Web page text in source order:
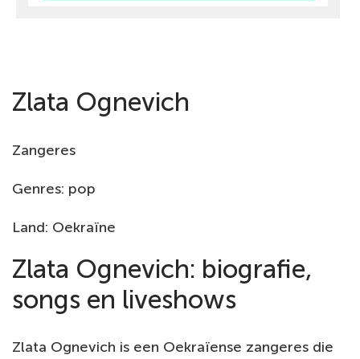
Zlata Ognevich
Zangeres
Genres: pop
Land: Oekraïne
Zlata Ognevich: biografie,
songs en liveshows
Zlata Ognevich is een Oekraïense zangeres die